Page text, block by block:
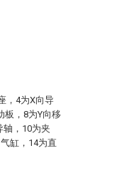
，4为X向导
板，8为Y向移
轴，10为夹
缸，14为直